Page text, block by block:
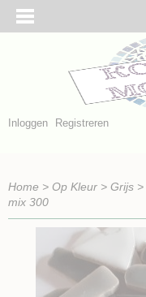
Inloggen Registreren
Home > Op Kleur > Grijs >
mix 300